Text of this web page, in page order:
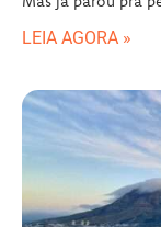
LEIA AGORA »